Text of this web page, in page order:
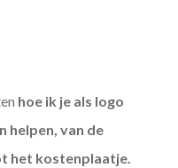
hoe ik je als logo
helpen, van de
het kostenplaatje.